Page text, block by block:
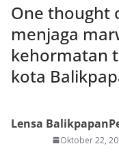
One thought
menjaga
kehormatan
kota
Lensa Balikpapan
Oktober 22,